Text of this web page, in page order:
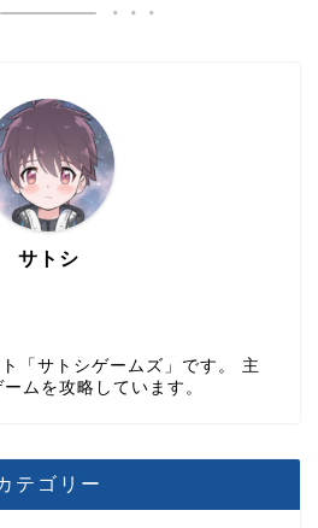
サトシ
「サトシゲームズ」です。 主
ムを攻略しています。
テゴリー